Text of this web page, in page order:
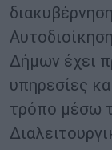
Δήμων έχει
υπηρεσίες
τρόπο μέσω